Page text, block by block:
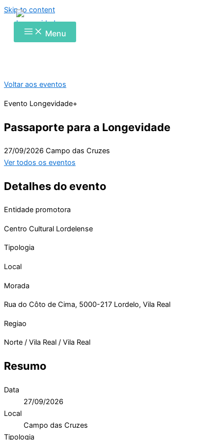
Skip to content
Menu
Voltar aos eventos
Evento Longevidade+
Passaporte para a Longevidade
27/09/2026 Campo das Cruzes
Ver todos os eventos
Detalhes do evento
Entidade promotora
Centro Cultural Lordelense
Tipologia
Local
Morada
Rua do Côto de Cima, 5000-217 Lordelo, Vila Real
Regiao
Norte / Vila Real / Vila Real
Resumo
Data
27/09/2026
Local
Campo das Cruzes
Tipologia